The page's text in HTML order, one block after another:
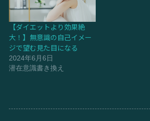
【ダイエットより効果絶
大！】無意識の自己イメー
ジで望む見た目になる
2024年6月6日
潜在意識書き換え